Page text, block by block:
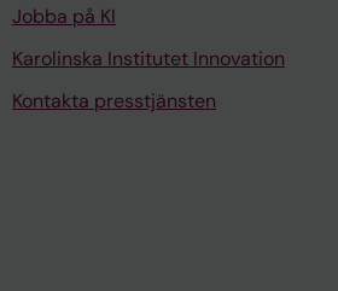
Jobba på KI
Karolinska Institutet Innovation
Kontakta presstjänsten